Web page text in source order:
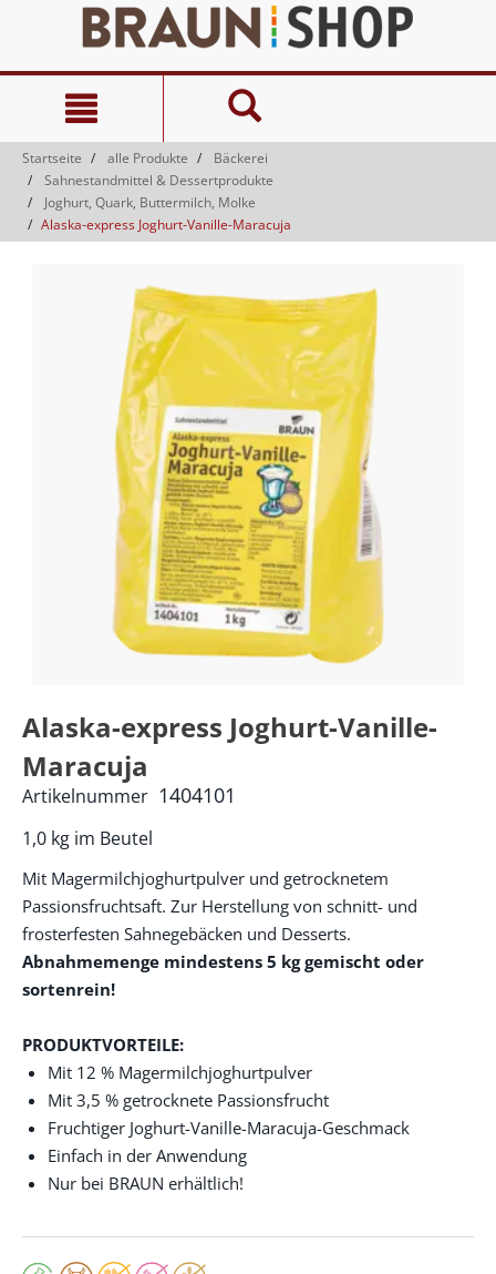
springen
Navigationsmenü
springen
Startseite alle Produkte
Bäckerei
Sahnestandmittel & Dessertprodukte
Joghurt, Quark, Buttermilch, Molke
Alaska-express Joghurt-Vanille-Maracuja
Alaska-express Joghurt-Vanille-
Maracuja
1,0 kg im Beutel
Artikelnummer 1404101
Mit Magermilchjoghurtpulver und getrocknetem
Passionsfruchtsaft. Zur Herstellung von schnitt- und
frosterfesten Sahnegebäcken und Desserts.
Abnahmemenge mindestens 5 kg gemischt oder
sortenrein!
PRODUKTVORTEILE:
Mit 12 % Magermilchjoghurtpulver
Mit 3,5 % getrocknete Passionsfrucht
Fruchtiger Joghurt-Vanille-Maracuja-Geschmack
Einfach in der Anwendung
Nur bei BRAUN erhältlich!